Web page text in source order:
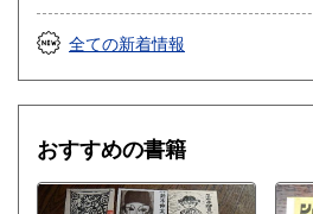
も含むあらゆる現象へ拡張できな
い「構造」は常に不安定性の結果と
それはゆらぎから生じるものである
びつけ、ゆらぎの巨視的理論を包含
を作り上げなくてはならない。〉散
年、ノーベル化学賞を受賞したプリ
フとの共著による初期の著作。開放
全ての新着情報
おすすめの書籍